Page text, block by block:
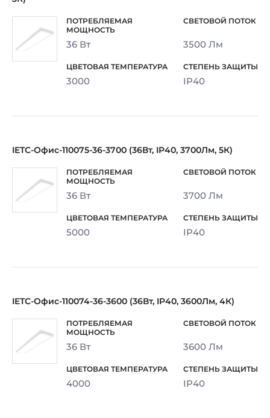
36 Вт 3500 Лм
3000 IP40
IETC-Офис-110075-36-3700 (36Вт, IP40, 3700Лм, 5К)
36 Вт 3700 Лм
5000 IP40
IETC-Офис-110074-36-3600 (36Вт, IP40, 3600Лм, 4К)
36 Вт 3600 Лм
4000 IP40